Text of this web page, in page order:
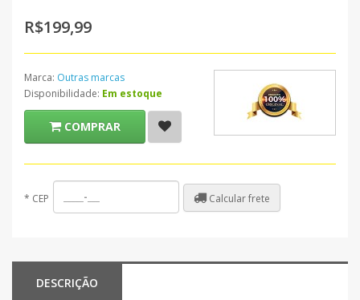
R$199,99
Marca: Outras marcas
Disponibilidade: Em estoque
COMPRAR
* CEP Calcular frete
DESCRIÇÃO